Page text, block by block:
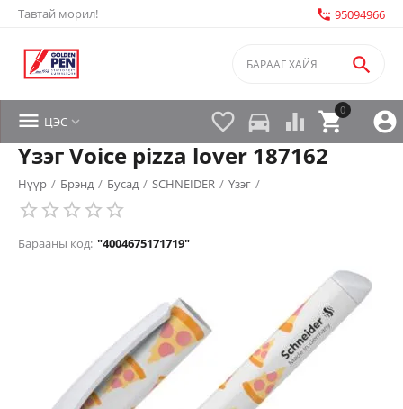
Тавтай морил! settings_phone 95094966


0

 directions_car 
 ЦЭС 
Үзэг Voice pizza lover 187162
Нүүр / Брэнд / Бусад / SCHNEIDER / Үзэг /
Барааны код: "4004675171719"